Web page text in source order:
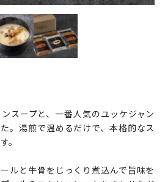
スープと、一番人気のユッケジャン
。湯煎で温めるだけで、本格的なス
。
ルと牛骨をじっくり煮込んで旨味を